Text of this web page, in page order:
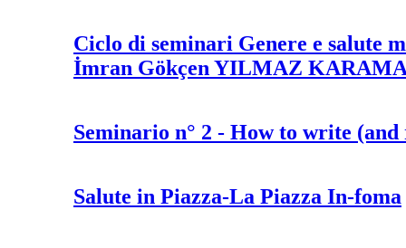
Ciclo di seminari Genere e salute
İmran Gökçen YILMAZ
Seminario n° 2 - How to write
Salute in Piazza-La Piazza In-foma